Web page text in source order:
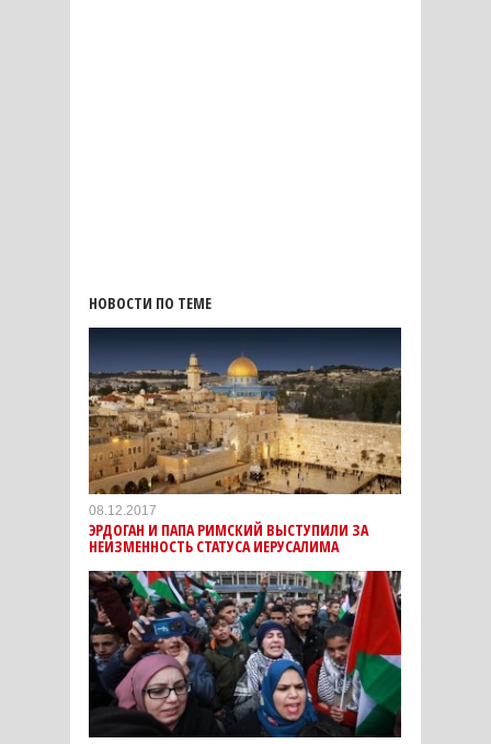
НОВОСТИ ПО ТЕМЕ
08.12.2017
ЭРДОГАН И ПАПА РИМСКИЙ ВЫСТУПИЛИ ЗА
НЕИЗМЕННОСТЬ СТАТУСА ИЕРУСАЛИМА